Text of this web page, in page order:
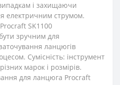
і захищаючи
електричним струмом.
SK1100
зручним для
ланцюгів
Сумісність: інструмент
марок і розмірів.
для ланцюга Procraft